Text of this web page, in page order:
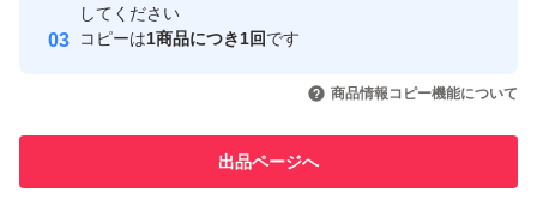
取引実績
引を完了させた実績があります
での取引実績があります
してください
コピーは1商品につき1回です
商品情報コピー機能について
出品ページへ